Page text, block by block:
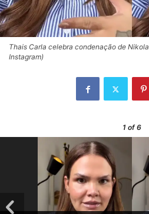
Thais Carla celebra condenação de
Instagram)
1 of 6